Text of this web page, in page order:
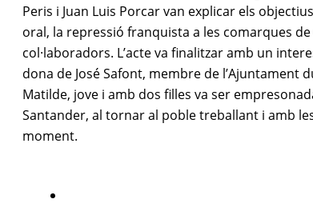
Peris i Juan Luis Porcar van explicar els
oral, la repressió franquista a les comarques
col·laboradors. L’acte va finalitzar amb un
dona de José Safont, membre de l’Ajuntament
Matilde, jove i amb dos filles va ser
Santander, al tornar al poble treballant i amb
moment.